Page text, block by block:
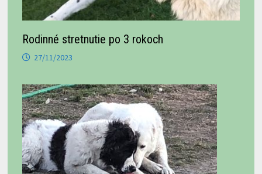
Rodinné stretnutie po 3 rokoch
27/11/2023